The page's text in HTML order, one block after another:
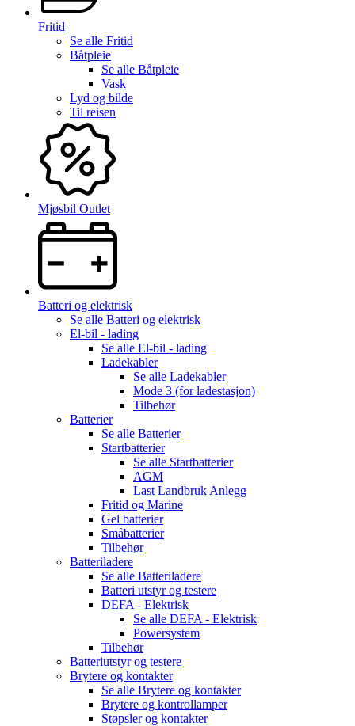
Fritid
Se alle Fritid
Båtpleie
Se alle Båtpleie
Vask
Lyd og bilde
Til reisen
Mjøsbil Outlet
Batteri og elektrisk
Se alle Batteri og elektrisk
El-bil - lading
Se alle El-bil - lading
Ladekabler
Se alle Ladekabler
Mode 3 (for ladestasjon)
Tilbehør
Batterier
Se alle Batterier
Startbatterier
Se alle Startbatterier
AGM
Last Landbruk Anlegg
Fritid og Marine
Gel batterier
Småbatterier
Tilbehør
Batteriladere
Se alle Batteriladere
Batteri utstyr og testere
DEFA - Elektrisk
Se alle DEFA - Elektrisk
Powersystem
Tilbehør
Batteriutstyr og testere
Brytere og kontakter
Se alle Brytere og kontakter
Brytere og kontrollamper
Støpsler og kontakter